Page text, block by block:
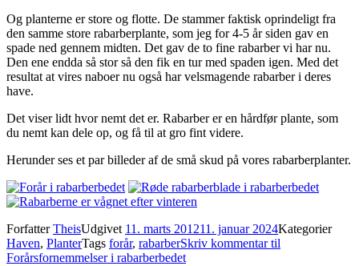
Og planterne er store og flotte. De stammer faktisk oprindeligt fra
den samme store rabarberplante, som jeg for 4-5 år siden gav en
spade ned gennem midten. Det gav de to fine rabarber vi har nu.
Den ene endda så stor så den fik en tur med spaden igen. Med det
resultat at vires naboer nu også har velsmagende rabarber i deres
have.
Det viser lidt hvor nemt det er. Rabarber er en hårdfør plante, som
du nemt kan dele op, og få til at gro fint videre.
Herunder ses et par billeder af de små skud på vores rabarberplanter.
ForfatterTheisUdgivet 11. marts 201211. januar 2024Kategorier
Haven, PlanterTags forår, rabarberSkriv kommentartil
Forårsfornemmelser i rabarberbedet